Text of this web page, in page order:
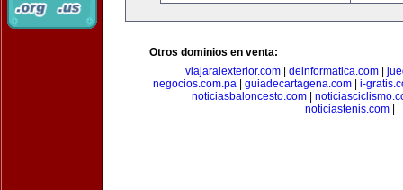
Otros dominios en venta:
viajaralexterior.com| deinformatica.com|
negocios.com.pa| guiadecartagena.com| i-
noticiasbaloncesto.com
noticiastenis.com